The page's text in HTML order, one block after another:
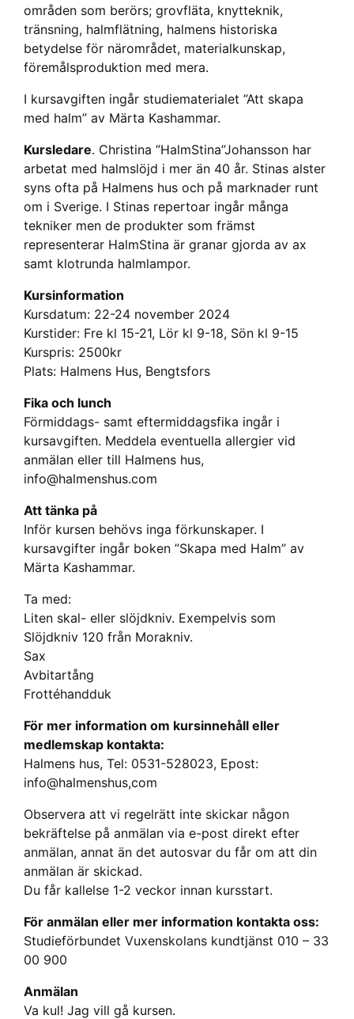
områden som berörs; grovfläta, knytteknik,
tränsning, halmflätning, halmens historiska
betydelse för närområdet, materialkunskap,
föremålsproduktion med mera.
I kursavgiften ingår studiematerialet ”Att skapa
med halm” av Märta Kashammar.
Kursledare. Christina ”HalmStina”Johansson har
arbetat med halmslöjd i mer än 40 år. Stinas alster
syns ofta på Halmens hus och på marknader runt
om i Sverige. I Stinas repertoar ingår många
tekniker men de produkter som främst
representerar HalmStina är granar gjorda av ax
samt klotrunda halmlampor.
Kursinformation
Kursdatum: 22-24 november 2024
Kurstider: Fre kl 15-21, Lör kl 9-18, Sön kl 9-15
Kurspris: 2500kr
Plats: Halmens Hus, Bengtsfors
Fika och lunch
Förmiddags- samt eftermiddagsfika ingår i
kursavgiften. Meddela eventuella allergier vid
anmälan eller till Halmens hus,
info@halmenshus.com
Att tänka på
Inför kursen behövs inga förkunskaper. I
kursavgifter ingår boken ”Skapa med Halm” av
Märta Kashammar.
Ta med:
Liten skal- eller slöjdkniv. Exempelvis som
Slöjdkniv 120 från Morakniv.
Sax
Avbitartång
Frottéhandduk
För mer information om kursinnehåll eller
medlemskap kontakta:
Halmens hus, Tel: 0531-528023, Epost:
info@halmenshus,com
Observera att vi regelrätt inte skickar någon
bekräftelse på anmälan via e-post direkt efter
anmälan, annat än det autosvar du får om att din
anmälan är skickad.
Du får kallelse 1-2 veckor innan kursstart.
För anmälan eller mer information kontakta oss:
Studieförbundet Vuxenskolans kundtjänst 010 – 33
00 900
Anmälan
Va kul! Jag vill gå kursen.